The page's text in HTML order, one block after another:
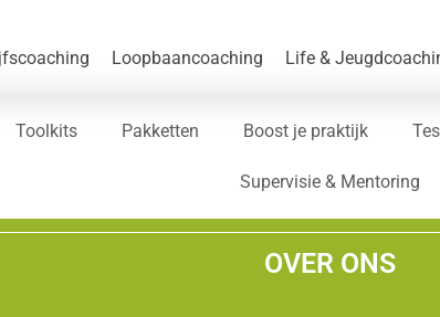
Loopbaancoaching Life &
Toolkits Pakketten Boost je praktijk
Supervisie & Mentoring
OVER ONS